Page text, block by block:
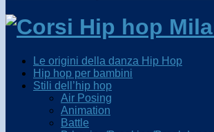
Le origini della danza Hip Hop
Hip hop per bambini
Stili dell’hip hop
Air Posing
Animation
Battle